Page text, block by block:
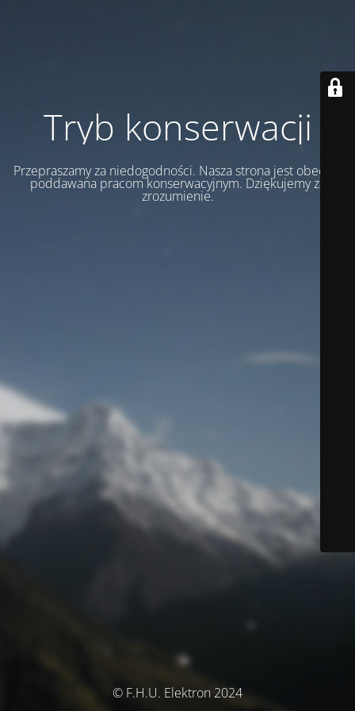
Tryb konserwacji
Przepraszamy za niedogodności. Nasza strona jest obecnie
poddawana pracom konserwacyjnym. Dziękujemy za
zrozumienie.
© F.H.U. Elektron 2024